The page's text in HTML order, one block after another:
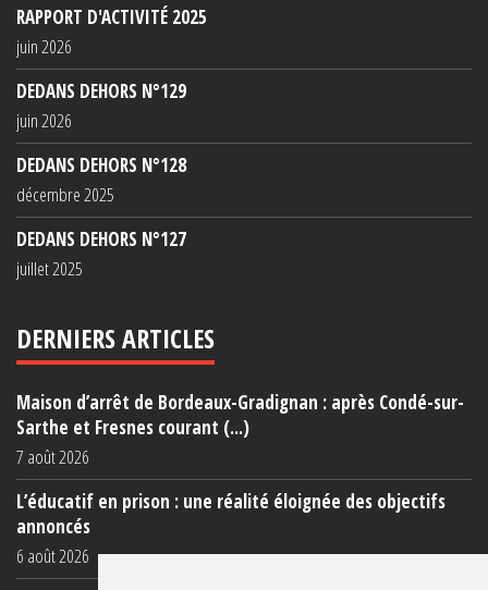
RAPPORT D'ACTIVITÉ 2025
juin 2026
DEDANS DEHORS N°129
juin 2026
DEDANS DEHORS N°128
décembre 2025
DEDANS DEHORS N°127
juillet 2025
DERNIERS ARTICLES
Maison d’arrêt de Bordeaux-Gradignan : après Condé-sur-
Sarthe et Fresnes courant (...)
7 août 2026
L’éducatif en prison : une réalité éloignée des objectifs
annoncés
6 août 2026